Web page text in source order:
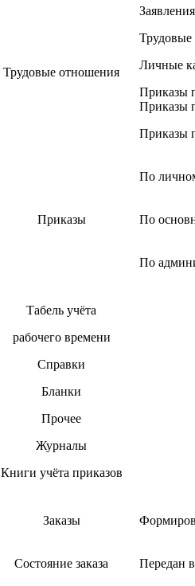
Трудовые отношения
Заявления
Трудовые
Личные
Приказы
Приказы
Приказы
Приказы
По
По
По
Табель учёта
рабочего времени
Справки
Бланки
Прочее
Журналы
Книги учёта приказов
Заказы
Состояние заказа Передан